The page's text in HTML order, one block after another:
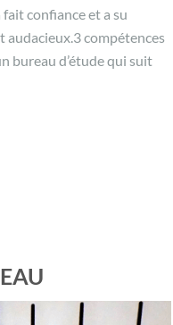
fait confiance et a su
audacieux.3 compétences
bureau d’étude qui suit